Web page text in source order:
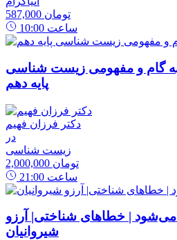
587,000 تومان
10:00 ساعت
گام و مفهومی زیست شناسی
پایه دهم
دکتر فرزان فهیم
در
زیست شناسی
2,000,000 تومان
21:00 ساعت
می‌شود | خطاهای شناختی| آرزو
شیروانیان